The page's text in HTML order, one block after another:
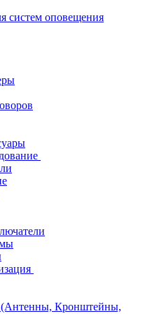
систем оповещения
(Антенны, Кронштейны,